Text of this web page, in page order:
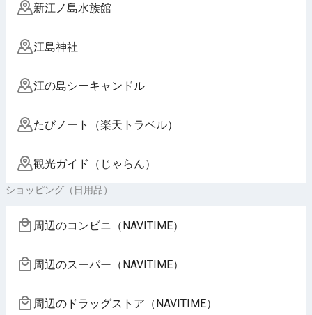
新江ノ島水族館
江島神社
江の島シーキャンドル
たびノート（楽天トラベル）
観光ガイド（じゃらん）
ショッピング（日用品）
周辺のコンビニ（NAVITIME）
周辺のスーパー（NAVITIME）
周辺のドラッグストア（NAVITIME）